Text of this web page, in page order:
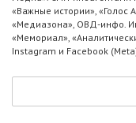
«Важные истории», «Голос
«Медиазона», ОВД-инфо.
«Мемориал»,
Instagram и Facebook